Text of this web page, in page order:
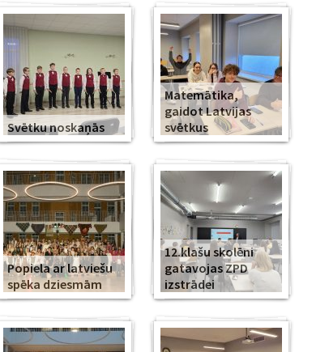
Svētku noskaņās
Matemātika,
gaidot Latvijas
svētkus
Popiela ar latviešu
spēka dziesmām
12.klašu skolēni
gatavojas ZPD
izstrādei